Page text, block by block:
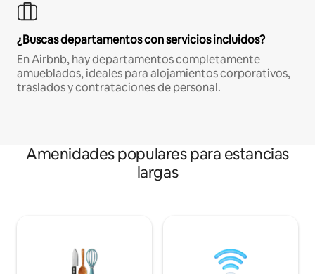
¿Buscas departamentos con servicios incluidos?
En Airbnb, hay departamentos completamente
amueblados, ideales para alojamientos corporativos,
traslados y contrataciones de personal.
Amenidades populares para estancias
largas